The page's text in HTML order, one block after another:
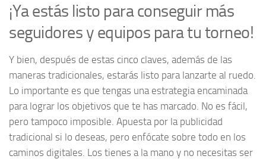
¡Ya estás listo para conseguir más
seguidores y equipos para tu torneo!
Y bien, después de estas cinco claves, además de las
maneras tradicionales, estarás listo para lanzarte al ruedo.
Lo importante es que tengas una estrategia encaminada
para lograr los objetivos que te has marcado. No es fácil,
pero tampoco imposible. Apuesta por la publicidad
tradicional si lo deseas, pero enfócate sobre todo en los
caminos digitales. Los tienes a la mano y no necesitas ser